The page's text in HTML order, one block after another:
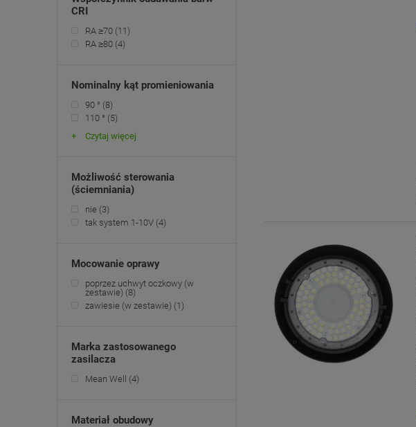
CRI
RA ≥70 (11)
RA ≥80 (4)
Nominalny kąt promieniowania
90 ° (8)
110 ° (5)
Czytaj więcej
Możliwość sterowania
(ściemniania)
nie (3)
tak system 1-10V (4)
Mocowanie oprawy
poprzez uchwyt oczkowy (w
zestawie) (8)
zawiesie (w zestawie) (1)
Marka zastosowanego
zasilacza
Mean Well (4)
Materiał obudowy